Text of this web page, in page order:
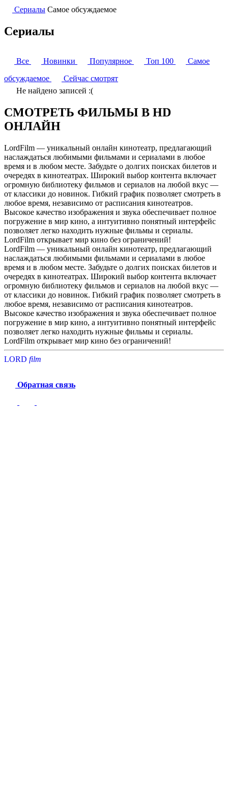
Сериалы Самое обсуждаемое
Сериалы
Все Новинки Популярное Топ 100
Самое
обсуждаемое
Сейчас смотрят
Не найдено записей :(
СМОТРЕТЬ ФИЛЬМЫ В HD
ОНЛАЙН
LordFilm — уникальный онлайн кинотеатр, предлагающий
наслаждаться любимыми фильмами и сериалами в любое
время и в любом месте. Забудьте о долгих поисках билетов и
очередях в кинотеатрах. Широкий выбор контента включает
огромную библиотеку фильмов и сериалов на любой вкус —
от классики до новинок. Гибкий график позволяет смотреть в
любое время, независимо от расписания кинотеатров.
Высокое качество изображения и звука обеспечивает полное
погружение в мир кино, а интуитивно понятный интерфейс
позволяет легко находить нужные фильмы и сериалы.
LordFilm открывает мир кино без ограничений!
LordFilm — уникальный онлайн кинотеатр, предлагающий
наслаждаться любимыми фильмами и сериалами в любое
время и в любом месте. Забудьте о долгих поисках билетов и
очередях в кинотеатрах. Широкий выбор контента включает
огромную библиотеку фильмов и сериалов на любой вкус —
от классики до новинок. Гибкий график позволяет смотреть в
любое время, независимо от расписания кинотеатров.
Высокое качество изображения и звука обеспечивает полное
погружение в мир кино, а интуитивно понятный интерфейс
позволяет легко находить нужные фильмы и сериалы.
LordFilm открывает мир кино без ограничений!
LORD film
Обратная связь